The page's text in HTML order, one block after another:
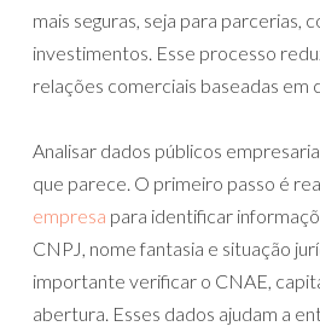
mais seguras, seja para parcerias,
investimentos. Esse processo
relações comerciais baseadas em
Analisar dados públicos
que parece. O primeiro passo é
empresa para identificar
CNPJ, nome fantasia e situação
importante verificar o CNAE,
abertura. Esses dados ajudam a